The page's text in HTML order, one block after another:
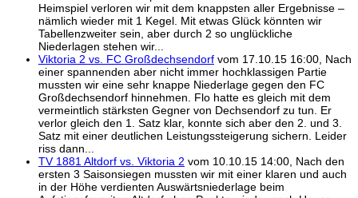
Heimspiel verloren wir mit dem knappsten aller Ergebnisse –
nämlich wieder mit 1 Kegel. Mit etwas Glück könnten wir
Tabellenzweiter sein, aber durch 2 so unglückliche
Niederlagen stehen wir...
Viktoria 2 vs. FC Großdechsendorf vom 17.10.15 16:00, Nach
einer spannenden aber nicht immer hochklassigen Partie
mussten wir eine sehr knappe Niederlage gegen den FC
Großdechsendorf hinnehmen. Flo hatte es gleich mit dem
vermeintlich stärksten Gegner von Dechsendorf zu tun. Er
verlor gleich den 1. Satz klar, konnte sich aber den 2. und 3.
Satz mit einer deutlichen Leistungssteigerung sichern. Leider
riss dann...
TV 1881 Altdorf vs. Viktoria 2 vom 10.10.15 14:00, Nach den
ersten 3 Saisonsiegen mussten wir mit einer klaren und auch
in der Höhe verdienten Auswärtsniederlage beim